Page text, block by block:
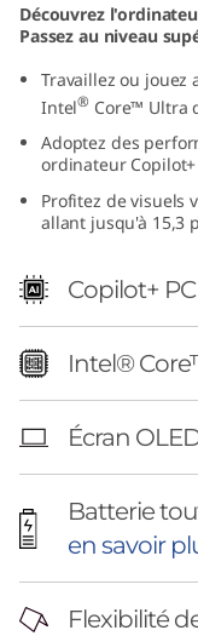
Découvrez
Passez au niveau
Travaillez ou jouez
Intel® Core™ Ultra
Adoptez des
ordinateur Copilot+
Profitez de visuels
allant jusqu'à 15,3
Copilot+ PC
Intel®
Écran
Batterie
en savoir
Flexibilité